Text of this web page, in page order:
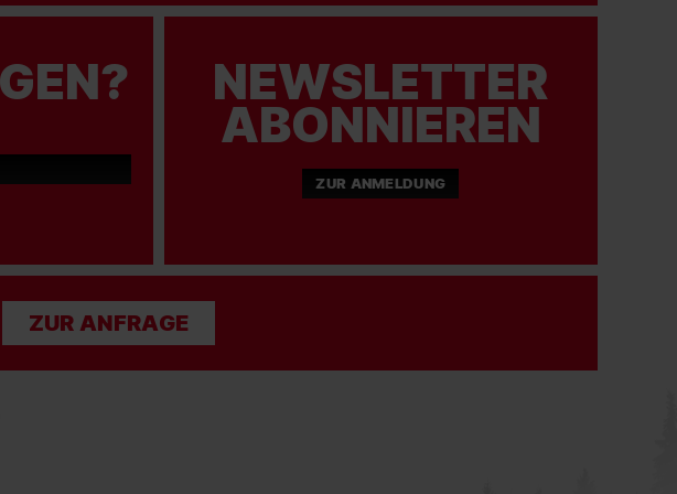
NEWSLETTER
ABONNIEREN
ZUR ANMELDUNG
ZUR ANFRAGE